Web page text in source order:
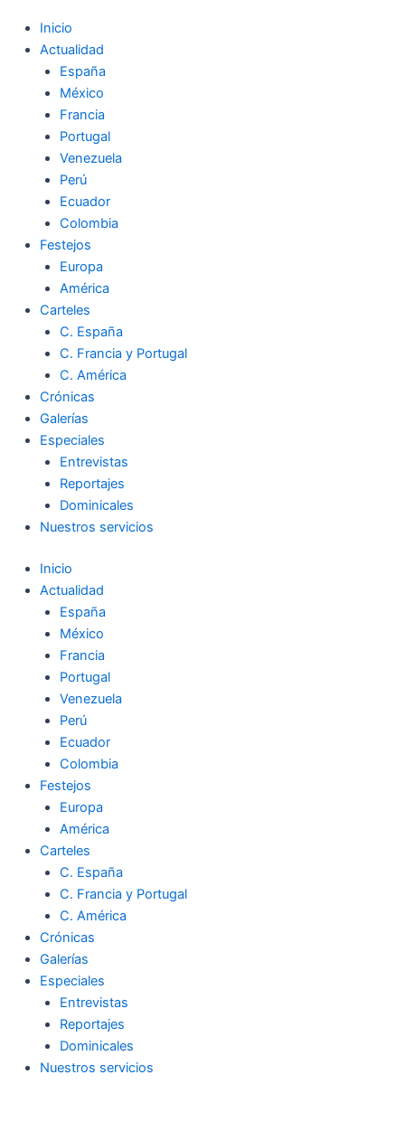
Inicio
Actualidad
España
México
Francia
Portugal
Venezuela
Perú
Ecuador
Colombia
Festejos
Europa
América
Carteles
C. España
C. Francia y Portugal
C. América
Crónicas
Galerías
Especiales
Entrevistas
Reportajes
Dominicales
Nuestros servicios
Inicio
Actualidad
España
México
Francia
Portugal
Venezuela
Perú
Ecuador
Colombia
Festejos
Europa
América
Carteles
C. España
C. Francia y Portugal
C. América
Crónicas
Galerías
Especiales
Entrevistas
Reportajes
Dominicales
Nuestros servicios